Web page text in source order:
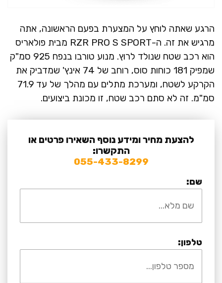
הרגע שאתה לוחץ על המצערת בפעם הראשונה, אתה
מרגיש את זה. ה-RZR PRO S SPORT מבית פולאריס
הוא רכב שטח שנולד לרוץ. מנוע טורבו בנפח 925 סמ"ק
שמפיק 181 כוחות סוס, רוחב של 74 אינץ' שמדביק את
הקרקע לשטח, ומערכת מתלים עם מהלך של עד 71.9
סמ"מ. זה לא סתם רכב שטח, זו מכונת ביצועים.
להצעת מחיר ומידע נוסף השאירו פרטים או
התקשרו:
055-433-8299
שם:
טלפון: